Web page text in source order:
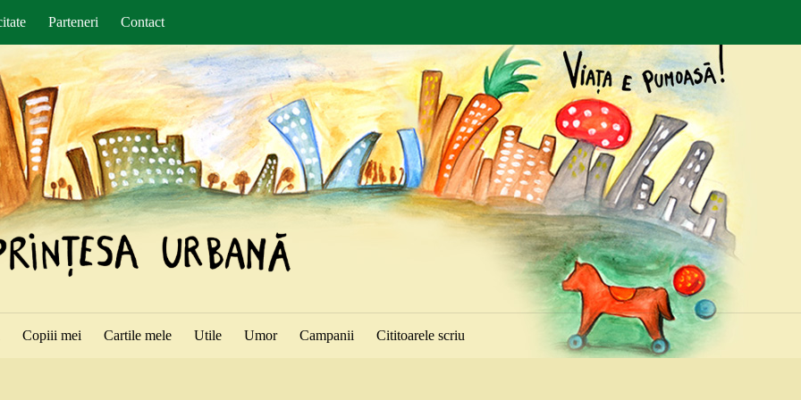
Parteneri Contact
Copiii mei Cartile mele Utile Umor Campanii Cititoarele scriu